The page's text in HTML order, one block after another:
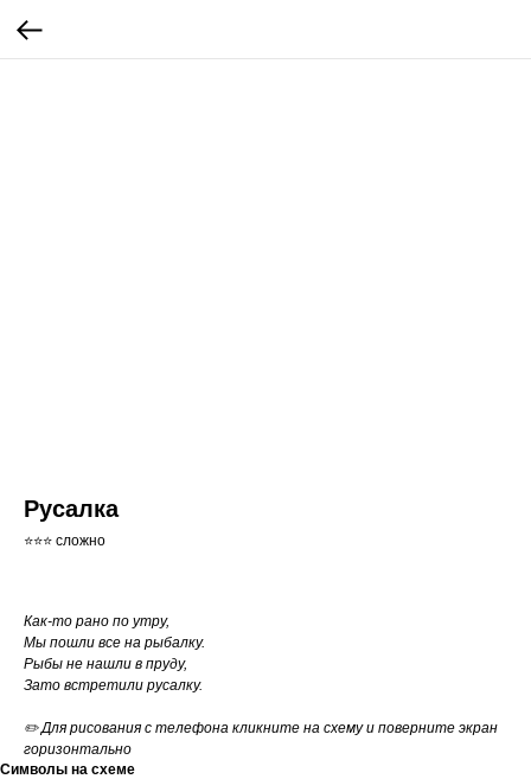
Русалка
⭐⭐⭐ сложно
Как-то рано по утру,
Мы пошли все на рыбалку.
Рыбы не нашли в пруду,
Зато встретили русалку.
✏️ Для рисования с телефона кликните на схему и поверните экран
горизонтально
Символы на схеме